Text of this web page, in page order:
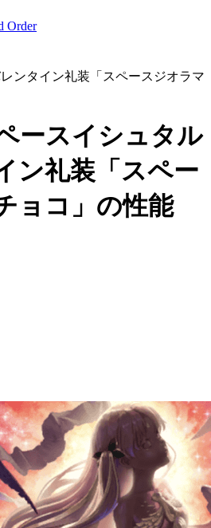
Order
ンタイン礼装「スペースジオラマ
ースイシュタル
ン礼装「スペー
ョコ」の性能